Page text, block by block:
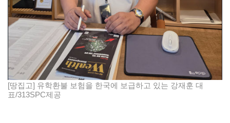
[땅집고] 유학환불 보험을 한국에 보급하고 있는 강재훈 대
표/313SPC제공